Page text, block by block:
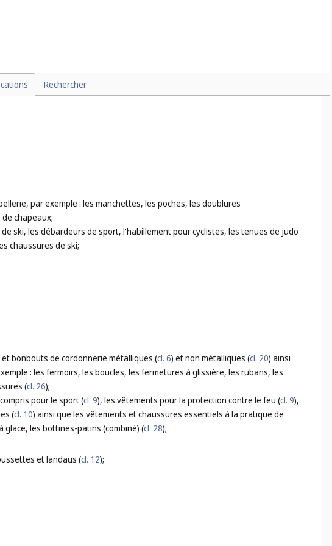
Rechercher
par exemple : les manchettes, les poches, les doublures
chapeaux;
ski, les débardeurs de sport, l'habillement pour cyclistes, les tenues de judo
chaussures de ski;
bonbouts de cordonnerie métalliques (cl. 6) et non métalliques (cl. 20) ainsi
: les fermoirs, les boucles, les fermetures à glissière, les rubans, les
(cl. 26);
pour le sport (cl. 9), les vêtements pour la protection contre le feu (cl. 9),
(cl. 10) ainsi que les vêtements et chaussures essentiels à la pratique de
glace, les bottines-patins (combiné) (cl. 28);
et landaus (cl. 12);